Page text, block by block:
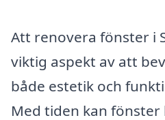
Att renovera fönster i
viktig aspekt av att
både estetik och
Med tiden kan fönster